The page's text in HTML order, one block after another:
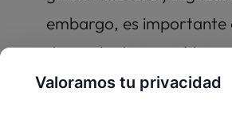
embargo, es importante
de que la dieta esté bien
que no falten nutrientes
Valoramos tu privacidad